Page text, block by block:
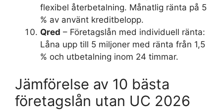
flexibel återbetalning. Månatlig ränta på 5
% av använt kreditbelopp.
Qred – Företagslån med individuell ränta:
Låna upp till 5 miljoner med ränta från 1,5
% och utbetalning inom 24 timmar.
Jämförelse av 10 bästa
företagslån utan UC 2026